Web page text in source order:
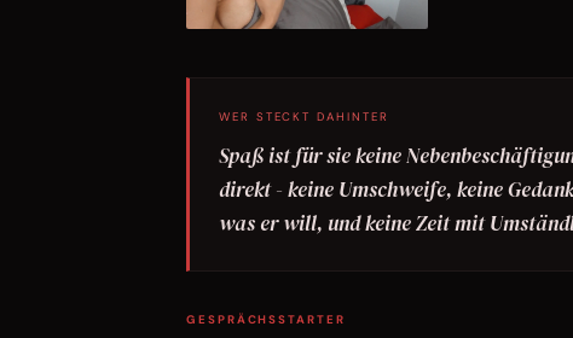
WER STECKT DAHINTER
Spaß ist für sie keine
direkt - keine Umschweife, keine
was er will, und keine Zeit mit
GESPRÄCHSSTARTER